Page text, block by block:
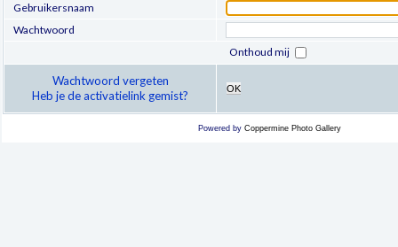
Gebruikersnaam
Wachtwoord
Onthoud mij
Wachtwoord vergeten
Heb je de activatielink gemist?
OK
Powered by Coppermine Photo Gallery